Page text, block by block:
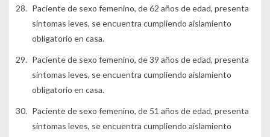
Paciente de sexo femenino, de 62 años de edad, presenta
síntomas leves, se encuentra cumpliendo aislamiento
obligatorio en casa.
Paciente de sexo femenino, de 39 años de edad, presenta
síntomas leves, se encuentra cumpliendo aislamiento
obligatorio en casa.
Paciente de sexo femenino, de 51 años de edad, presenta
síntomas leves, se encuentra cumpliendo aislamiento